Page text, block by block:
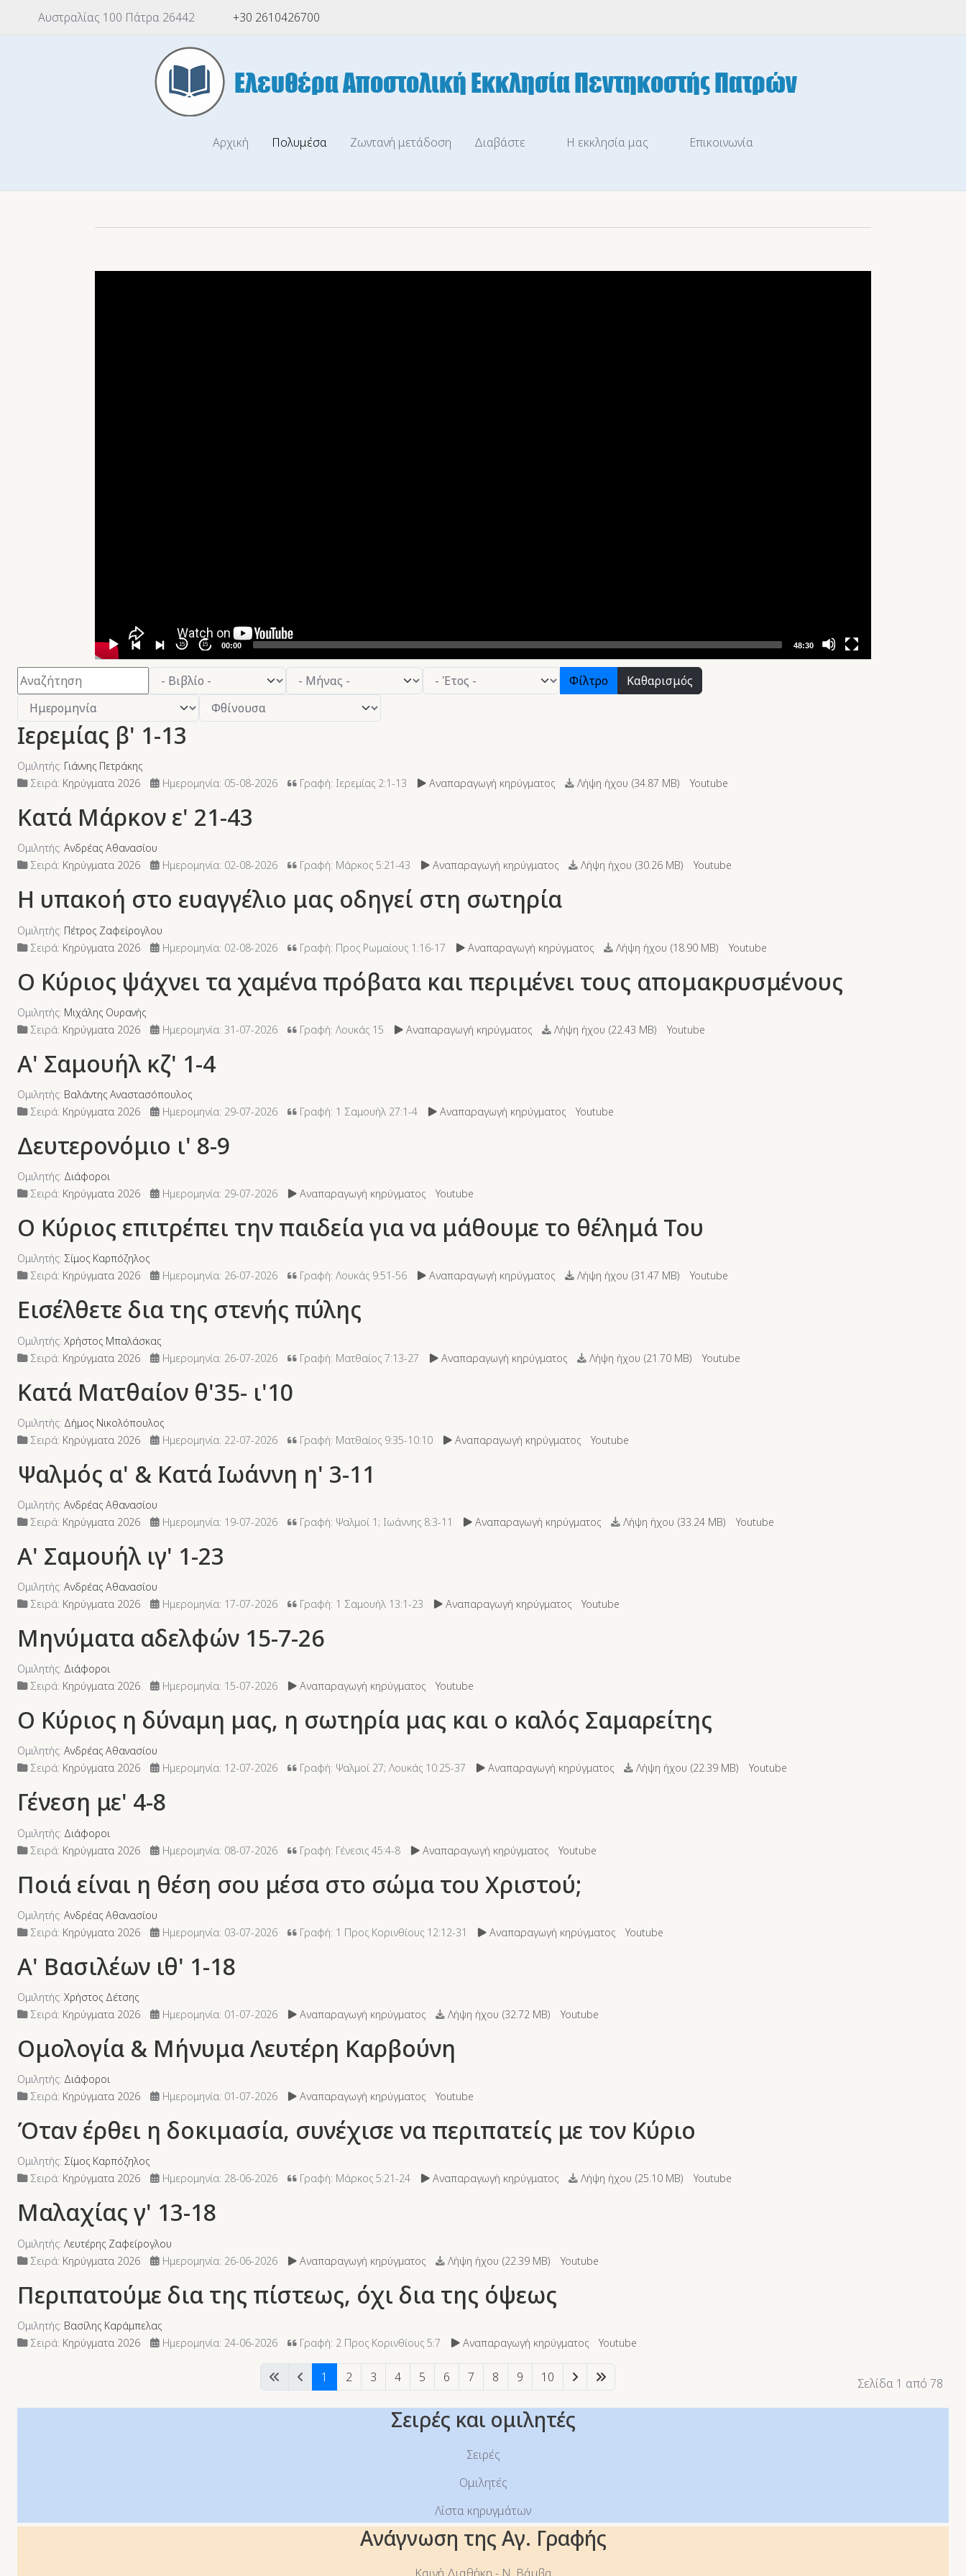
Αυστραλίας 100 Πάτρα 26442 +30 2610426700
Αρχική Πολυμέσα Ζωντανή μετάδοση Διαβάστε Η εκκλησία μας Επικοινωνία
15 15 00:00 48:30
Φίλτρο
- Βιβλίο -
- Μήνας -
- Έτος - Φίλτρο
Καθαρισμός
- Επιλέξτε Ταξινόμηση -
- Επιλέξτε Κατεύθυνση -
Ιερεμίας β' 1-13
Ομιλητής: Γιάννης Πετράκης
Σειρά: Κηρύγματα 2026 Ημερομηνία: 05-08-2026 Γραφή: Ιερεμίας 2:1-13 Αναπαραγωγή κηρύγματος Λήψη ήχου (34.87 MB) Youtube
Κατά Μάρκον ε' 21-43
Ομιλητής: Ανδρέας Αθανασίου
Σειρά: Κηρύγματα 2026 Ημερομηνία: 02-08-2026 Γραφή: Μάρκος 5:21-43 Αναπαραγωγή κηρύγματος Λήψη ήχου (30.26 MB) Youtube
Η υπακοή στο ευαγγέλιο μας οδηγεί στη σωτηρία
Ομιλητής: Πέτρος Ζαφείρογλου
Σειρά: Κηρύγματα 2026 Ημερομηνία: 02-08-2026 Γραφή: Προς Ρωμαίους 1:16-17 Αναπαραγωγή κηρύγματος Λήψη ήχου (18.90 MB) Youtube
Ο Κύριος ψάχνει τα χαμένα πρόβατα και περιμένει τους απομακρυσμένους
Ομιλητής: Μιχάλης Ουρανής
Σειρά: Κηρύγματα 2026 Ημερομηνία: 31-07-2026 Γραφή: Λουκάς 15 Αναπαραγωγή κηρύγματος Λήψη ήχου (22.43 MB) Youtube
Α' Σαμουήλ κζ' 1-4
Ομιλητής: Βαλάντης Αναστασόπουλος
Σειρά: Κηρύγματα 2026 Ημερομηνία: 29-07-2026 Γραφή: 1 Σαμουήλ 27:1-4 Αναπαραγωγή κηρύγματος Youtube
Δευτερονόμιο ι' 8-9
Ομιλητής: Διάφοροι
Σειρά: Κηρύγματα 2026 Ημερομηνία: 29-07-2026 Αναπαραγωγή κηρύγματος Youtube
Ο Κύριος επιτρέπει την παιδεία για να μάθουμε το θέλημά Του
Ομιλητής: Σίμος Καρπόζηλος
Σειρά: Κηρύγματα 2026 Ημερομηνία: 26-07-2026 Γραφή: Λουκάς 9:51-56 Αναπαραγωγή κηρύγματος Λήψη ήχου (31.47 MB) Youtube
Εισέλθετε δια της στενής πύλης
Ομιλητής: Χρήστος Μπαλάσκας
Σειρά: Κηρύγματα 2026 Ημερομηνία: 26-07-2026 Γραφή: Ματθαίος 7:13-27 Αναπαραγωγή κηρύγματος Λήψη ήχου (21.70 MB) Youtube
Κατά Ματθαίον θ'35- ι'10
Ομιλητής: Δήμος Νικολόπουλος
Σειρά: Κηρύγματα 2026 Ημερομηνία: 22-07-2026 Γραφή: Ματθαίος 9:35-10:10 Αναπαραγωγή κηρύγματος Youtube
Ψαλμός α' & Κατά Ιωάννη η' 3-11
Ομιλητής: Ανδρέας Αθανασίου
Σειρά: Κηρύγματα 2026 Ημερομηνία: 19-07-2026 Γραφή: Ψαλμοί 1; Ιωάννης 8:3-11 Αναπαραγωγή κηρύγματος Λήψη ήχου (33.24 MB) Youtube
Α' Σαμουήλ ιγ' 1-23
Ομιλητής: Ανδρέας Αθανασίου
Σειρά: Κηρύγματα 2026 Ημερομηνία: 17-07-2026 Γραφή: 1 Σαμουήλ 13:1-23 Αναπαραγωγή κηρύγματος Youtube
Μηνύματα αδελφών 15-7-26
Ομιλητής: Διάφοροι
Σειρά: Κηρύγματα 2026 Ημερομηνία: 15-07-2026 Αναπαραγωγή κηρύγματος Youtube
Ο Κύριος η δύναμη μας, η σωτηρία μας και ο καλός Σαμαρείτης
Ομιλητής: Ανδρέας Αθανασίου
Σειρά: Κηρύγματα 2026 Ημερομηνία: 12-07-2026 Γραφή: Ψαλμοί 27; Λουκάς 10:25-37 Αναπαραγωγή κηρύγματος Λήψη ήχου (22.39 MB) Youtube
Γένεση με' 4-8
Ομιλητής: Διάφοροι
Σειρά: Κηρύγματα 2026 Ημερομηνία: 08-07-2026 Γραφή: Γένεσις 45:4-8 Αναπαραγωγή κηρύγματος Youtube
Ποιά είναι η θέση σου μέσα στο σώμα του Χριστού;
Ομιλητής: Ανδρέας Αθανασίου
Σειρά: Κηρύγματα 2026 Ημερομηνία: 03-07-2026 Γραφή: 1 Προς Κορινθίους 12:12-31 Αναπαραγωγή κηρύγματος Youtube
Α' Βασιλέων ιθ' 1-18
Ομιλητής: Χρήστος Δέτσης
Σειρά: Κηρύγματα 2026 Ημερομηνία: 01-07-2026 Αναπαραγωγή κηρύγματος Λήψη ήχου (32.72 MB) Youtube
Ομολογία & Μήνυμα Λευτέρη Καρβούνη
Ομιλητής: Διάφοροι
Σειρά: Κηρύγματα 2026 Ημερομηνία: 01-07-2026 Αναπαραγωγή κηρύγματος Youtube
Όταν έρθει η δοκιμασία, συνέχισε να περιπατείς με τον Κύριο
Ομιλητής: Σίμος Καρπόζηλος
Σειρά: Κηρύγματα 2026 Ημερομηνία: 28-06-2026 Γραφή: Μάρκος 5:21-24 Αναπαραγωγή κηρύγματος Λήψη ήχου (25.10 MB) Youtube
Μαλαχίας γ' 13-18
Ομιλητής: Λευτέρης Ζαφείρογλου
Σειρά: Κηρύγματα 2026 Ημερομηνία: 26-06-2026 Αναπαραγωγή κηρύγματος Λήψη ήχου (22.39 MB) Youtube
Περιπατούμε δια της πίστεως, όχι δια της όψεως
Ομιλητής: Βασίλης Καράμπελας
Σειρά: Κηρύγματα 2026 Ημερομηνία: 24-06-2026 Γραφή: 2 Προς Κορινθίους 5:7 Αναπαραγωγή κηρύγματος Youtube
Σελίδα 1 από 78
1 2 3 4 5 6 7 8 9 10
Σειρές και ομιλητές
Σειρές
Ομιλητές
Λίστα κηρυγμάτων
Ανάγνωση της Αγ. Γραφής